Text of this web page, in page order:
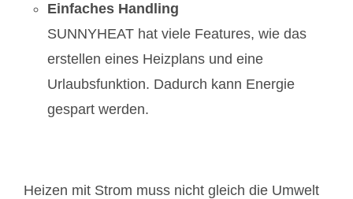
Einfaches Handling
SUNNYHEAT hat viele Features, wie das
erstellen eines Heizplans und eine
Urlaubsfunktion. Dadurch kann Energie
gespart werden.
Heizen mit Strom muss nicht gleich die Umwelt